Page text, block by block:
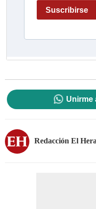
Unirme
Redacción El